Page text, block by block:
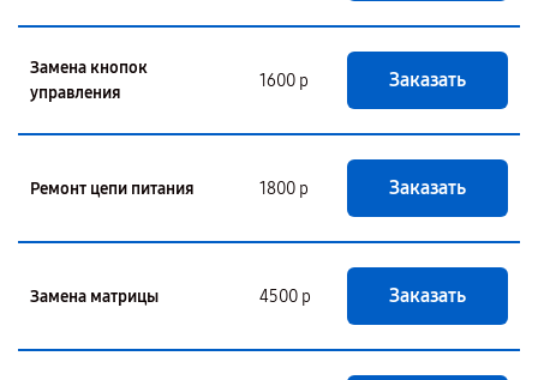
Замена кнопок
управления
1600 р Заказать
Ремонт цепи питания 1800 р Заказать
Замена матрицы 4500 р Заказать